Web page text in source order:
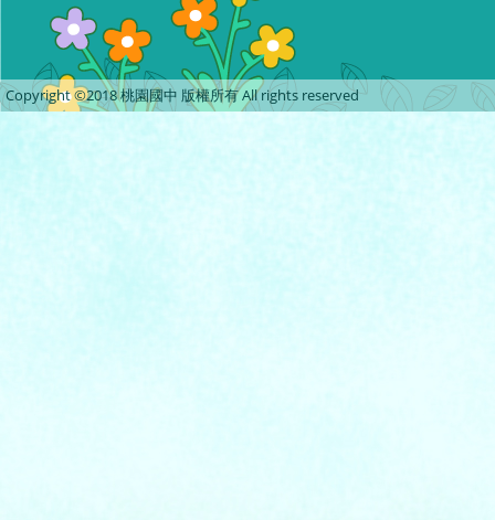
Copyright ©2018 桃園國中 版權所有 All rights reserved